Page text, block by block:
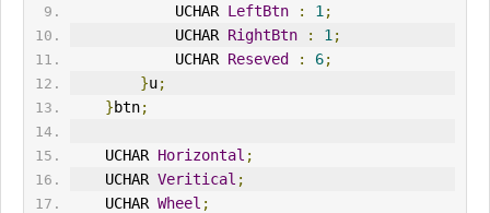
            UCHAR
LeftBtn : 1 ;
            UCHAR
RightBtn : 1 ;
            UCHAR
Reseved : 6;
}u;
}btn;
    UCHAR
Horizontal ;
    UCHAR
Veritical ;
    UCHAR
Wheel ;